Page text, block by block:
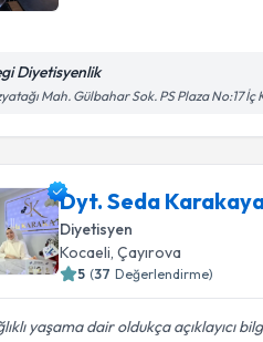
Diyetisyenlik
Mah. Gülbahar Sok. PS Plaza No:17 İç
Dyt. Seda
Diyetisyen
Kocaeli, Çayırova
5 (37 Değerlendirme)
yaşama dair oldukça açıklayıcı